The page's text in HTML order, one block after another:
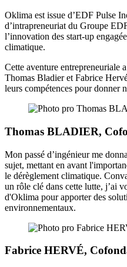
Oklima est issue d’EDF Pulse
d’intrapreneuriat du Groupe
l’innovation des start-up
climatique.
Cette aventure entrepreneuriale
Thomas Bladier et Fabrice
leurs compétences pour donner
Thomas BLADIER,
Mon passé d’ingénieur me
sujet, mettant en avant
le dérèglement climatique.
un rôle clé dans cette lutte, j’ai
d'Oklima pour apporter des
environnementaux.
Fabrice HERVÉ,